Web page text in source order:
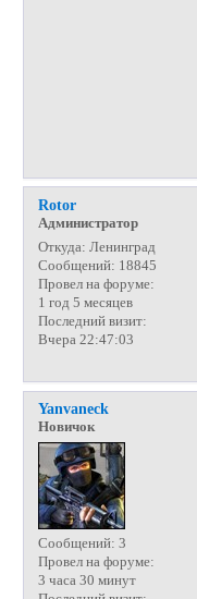
Rotor
Администратор
Откуда: Ленинград
Сообщений: 18845
Провел на форуме:
1 год 5 месяцев
Последний визит:
Вчера 22:47:03
Yanvaneck
Новичок
Сообщений: 3
Провел на форуме:
3 часа 30 минут